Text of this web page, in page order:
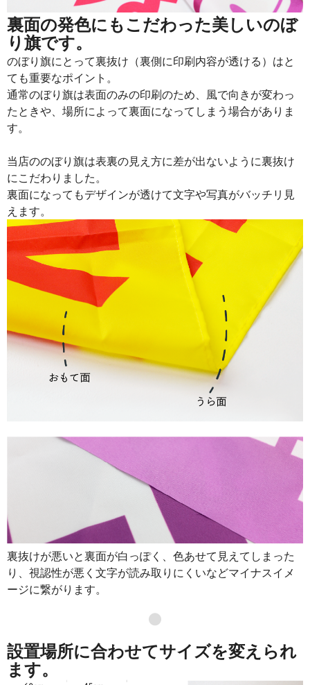
裏面の発色にもこだわった美しいのぼ
り旗です。
のぼり旗にとって裏抜け（裏側に印刷内容が透ける）はと
ても重要なポイント。
通常のぼり旗は表面のみの印刷のため、風で向きが変わっ
たときや、場所によって裏面になってしまう場合がありま
す。
当店ののぼり旗は表裏の見え方に差が出ないように裏抜け
にこだわりました。
裏面になってもデザインが透けて文字や写真がバッチリ見
えます。
裏抜けが悪いと裏面が白っぽく、色あせて見えてしまった
り、視認性が悪く文字が読み取りにくいなどマイナスイメ
ージに繋がります。
●
設置場所に合わせてサイズを変えられ
ます。